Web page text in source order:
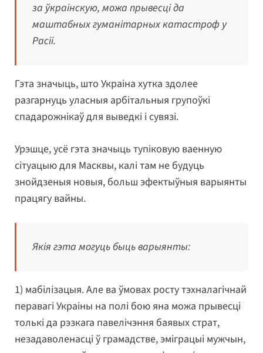
за ўкраінскую, можа прывесці да
маштабных гуманітарных катастроф у
Расіі.
Гэта значыць, што Украіна хутка здолее
разгарнуць уласныя арбітальныя групоўкі
спадарожнікаў для выведкі і сувязі.
Урэшце, усё гэта значыць тупіковую ваенную
сітуацыю для Масквы, калі там не будуць
знойдзеныя новыя, больш эфектыўныя варыянты
працягу вайны.
Якія гэта могуць быць варыянты:
1) мабілізацыя. Але ва ўмовах росту тэхналагічнай
перавагі Украіны на полі бою яна можа прывесці
толькі да рэзкага павелічэння баявых страт,
незадаволенасці ў грамадстве, эміграцыі мужчын,